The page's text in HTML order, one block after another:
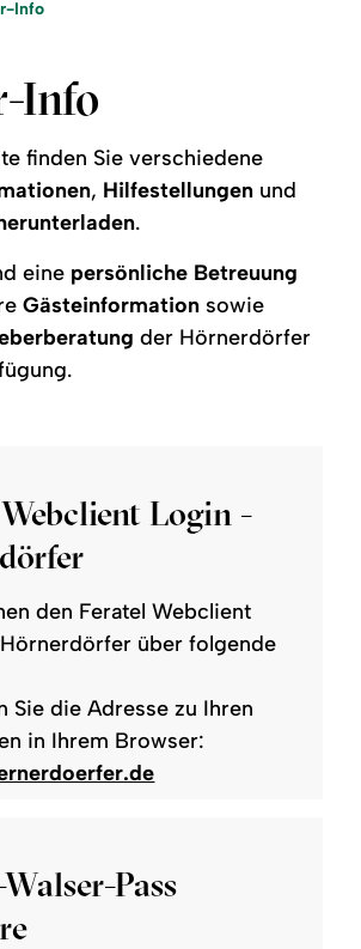
Info
Info
finden Sie verschiedene
, Hilfestellungen und
.
eine persönliche Betreuung
Gästeinformation sowie
der Hörnerdörfer
Login -
den Feratel Webclient
über folgende
Sie die Adresse zu Ihren
in Ihrem Browser:
Pass